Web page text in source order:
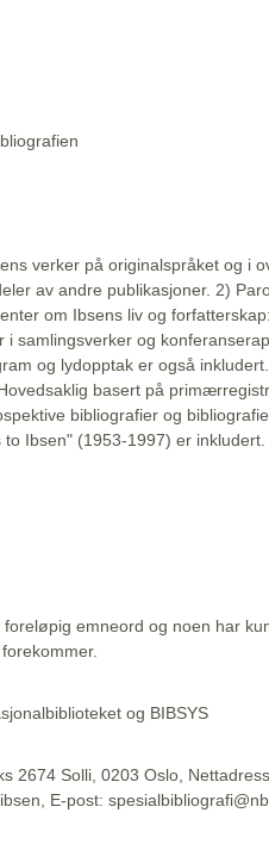
verker på originalspråket og i
av andre publikasjoner. 2)
om Ibsens liv og
i samlingsverker og
og lydopptak er også
basert på
bibliografier og
Ibsen" (1953-1997) er inkludert.
emneord og noen har
og BIBSYS
2674 Solli, 0203 Oslo,
E-post: